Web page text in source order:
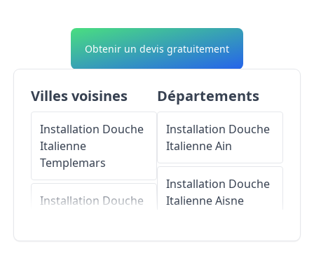
Obtenir un devis gratuitement
Villes voisines
Installation Douche
Italienne
Templemars
Installation Douche
Départements
Installation Douche
ItalienneAin
Installation Douche
ItalienneAisne
Installation Douche